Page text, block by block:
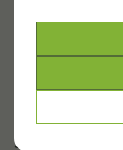
moet eten
ook dat de
of kookt? Dit
groente per
bord de
rekenen?
gemaakt!